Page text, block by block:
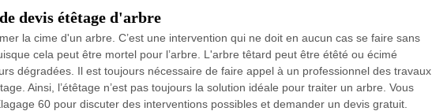
devis étêtage d'arbre
la cime d'un arbre. C’est une intervention qui ne doit en aucun cas se faire sans
cela peut être mortel pour l’arbre. L'arbre têtard peut être étêté ou écimé
dégradées. Il est toujours nécessaire de faire appel à un professionnel des travaux
Ainsi, l’étêtage n’est pas toujours la solution idéale pour traiter un arbre. Vous
60 pour discuter des interventions possibles et demander un devis gratuit.